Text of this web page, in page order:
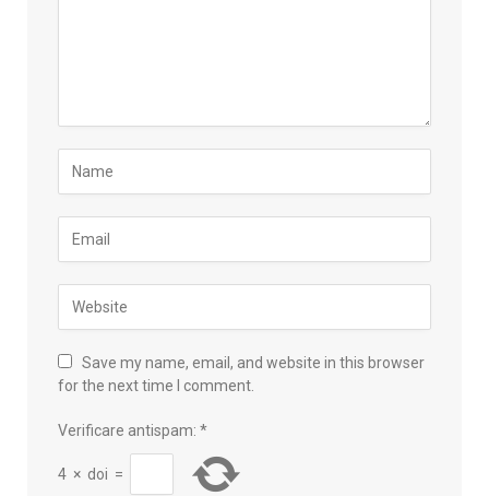
Save my name, email, and website in this browser
for the next time I comment.
Verificare antispam: *
4 × doi =